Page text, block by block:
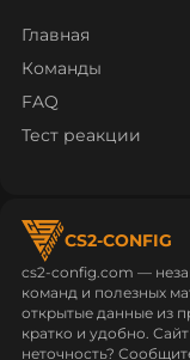
Главная
Команды
FAQ
Тест реакции
CS2-CONFIG
cs2-config.com —
команд и полезных
открытые данные из
кратко и удобно.
неточность?